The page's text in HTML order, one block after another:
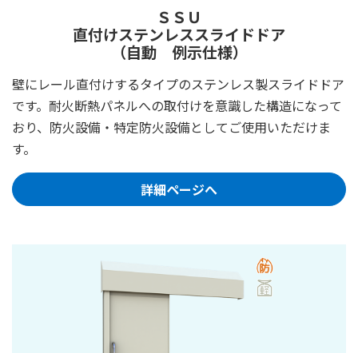
ＳＳＵ
直付けステンレススライドドア
（自動 例示仕様）
壁にレール直付けするタイプのステンレス製スライドドア
です。耐火断熱パネルへの取付けを意識した構造になって
おり、防火設備・特定防火設備としてご使用いただけま
す。
詳細ページへ